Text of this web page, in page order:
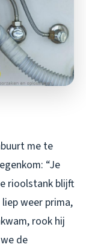
me te
“Je
rioolstank blijft
weer prima,
rook hij
de